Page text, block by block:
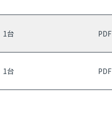
1台 PDF
1台 PDF